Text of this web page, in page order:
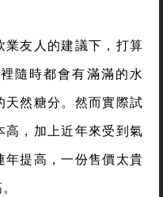
友人的建議下，打算
隨時都會有滿滿的水
然糖分。然而實際試
，加上近年來受到氣
提高，一份售價太貴